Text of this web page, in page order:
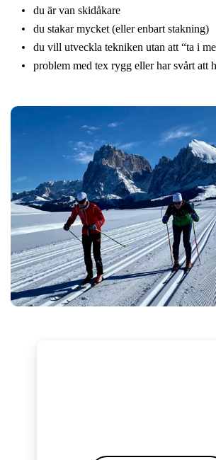
du är van skidåkare
du stakar mycket (eller enbart stakning)
du vill utveckla tekniken utan att “ta i
problem med tex rygg eller har svårt att